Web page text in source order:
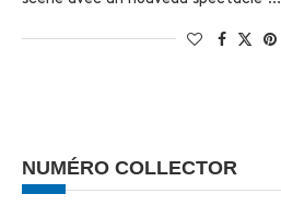
NUMÉRO COLLECTOR